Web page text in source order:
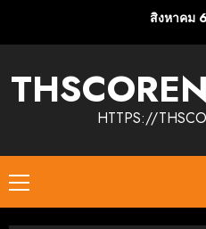
สิงหาคม
HTTPS://
Primary
Menu